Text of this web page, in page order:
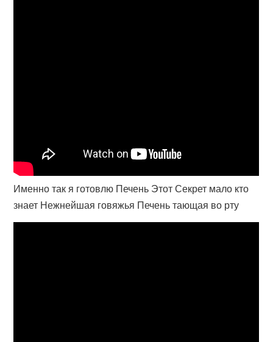
Именно так я готовлю Печень Этот Секрет мало кто
знает Нежнейшая говяжья Печень тающая во рту